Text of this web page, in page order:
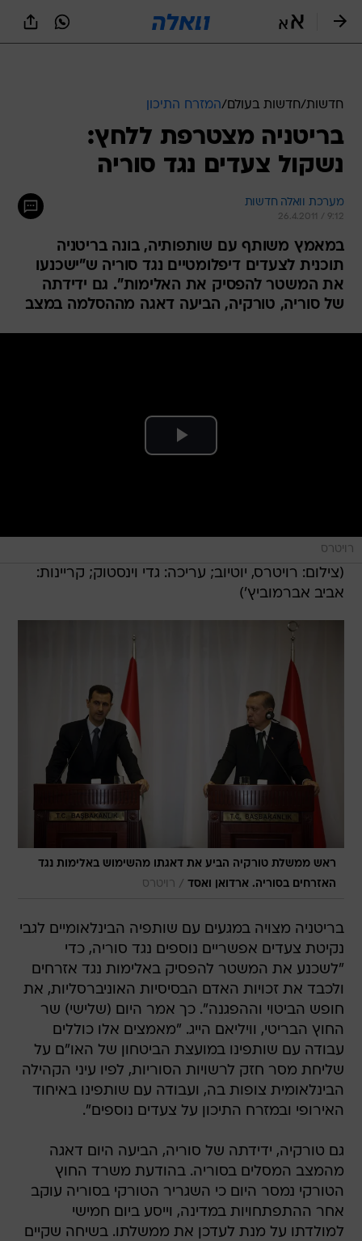
חדשות/חדשות בעולם /המזרח התיכון
בריטניה מצטרפת ללחץ:
נשקול צעדים נגד סוריה
מערכת וואלה חדשות
26.4.2011 / 9:12
במאמץ משותף עם שותפותיה, בונה בריטניה
תוכנית לצעדים דיפלומטיים נגד סוריה ש"ישכנעו
את המשטר להפסיק את האלימות". גם ידידתה
של סוריה, טורקיה, הביעה דאגה מההסלמה במצב
רויטרס
(צילום: רויטרס, יוטיוב; עריכה: גדי וינסטוק; קריינות:
אביב אברמוביץ')
ראש ממשלת טורקיה הביע את דאגתו מהשימוש באלימות נגד
האזרחים בסוריה. ארדואן ואסד / רויטרס
בריטניה מצויה במגעים עם שותפיה הבינלאומיים לגבי
נקיטת צעדים אפשריים נוספים נגד סוריה, כדי
"לשכנע את המשטר להפסיק באלימות נגד אזרחים
ולכבד את זכויות האדם הבסיסיות האוניברסליות, את
חופש הביטוי וההפגנה". כך אמר היום (שלישי) שר
החוץ הבריטי, וויליאם הייג. "מאמצים אלו כוללים
עבודה עם שותפינו במועצת הביטחון של האו"ם על
שליחת מסר חזק לרשויות הסוריות, לפיו עיני הקהילה
הבינלאומית צופות בה, ועבודה עם שותפינו באיחוד
האירופי ובמזרח התיכון על צעדים נוספים".
גם טורקיה, ידידתה של סוריה, הביעה היום דאגה
מהמצב המסלים בסוריה. בהודעת משרד החוץ
הטורקי נמסר היום כי השגריר הטורקי בסוריה עוקב
אחר ההתפתחויות במדינה, וייסע ביום חמישי
למולדתו על מנת לעדכן את ממשלתו. בשיחה שקיים